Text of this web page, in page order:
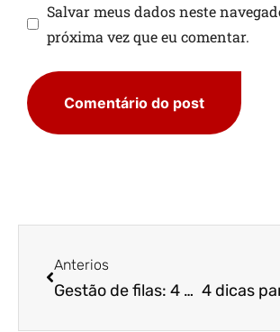
Salvar meus dados neste
próxima vez que eu comentar.
Anterios
Gestão de filas: 4 dicas para o seu posto de combustível